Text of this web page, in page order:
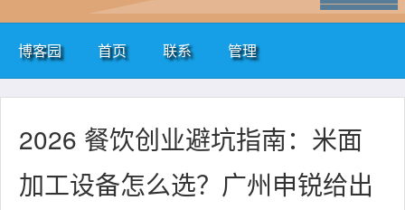
博客园 首页 联系 管理
2026 餐饮创业避坑指南：米面
加工设备怎么选？广州申锐给出